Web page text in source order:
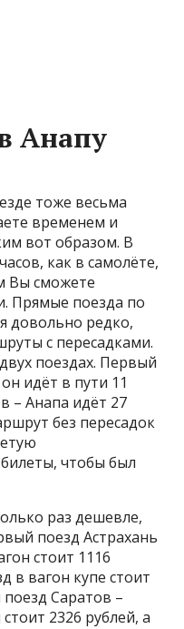
Анапу
тоже весьма
временем и
вот образом. В
как в самолёте,
Вы сможете
Прямые поезда по
довольно редко,
с пересадками.
поездах. Первый
идёт в пути 11
– Анапа идёт 27
без пересадок
чтобы был
раз дешевле,
поезд Астрахань
стоит 1116
в вагон купе стоит
поезд Саратов –
2326 рублей, а